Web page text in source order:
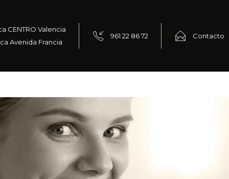
CENTRO Valencia
Avenida Francia
961 22 86 72 Contacto